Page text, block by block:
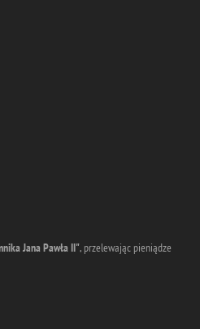
Jana Pawła II", przelewając pieniądze